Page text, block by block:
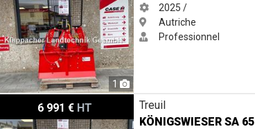
1
2025 /
Autriche
Professionnel
6 991 € HT
Königswieser SA 65
Treuil
KÖNIGSWIESER SA 65